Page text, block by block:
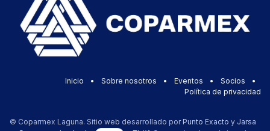
Inicio • Sobre nosotros • Eventos • Socios
•
Política de privacidad
© Coparmex Laguna. Sitio web desarrollado por Punto Exacto y Jarsa